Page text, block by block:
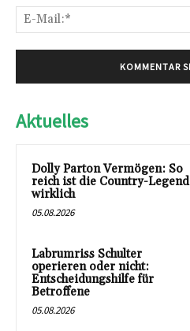
Aktuelles
Dolly Parton Vermögen: So
reich ist die Country-
wirklich
05.08.2026
Labrumriss Schulter
operieren oder nicht:
Entscheidungshilfe für
Betroffene
05.08.2026